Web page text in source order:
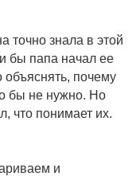
точно знала в этой
бы папа начал ее
объяснять, почему
бы не нужно. Но
что понимает их.
и